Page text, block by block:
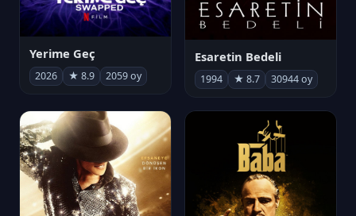
Yerime Geç
2026 ★ 8.9 2059 oy
Esaretin Bedeli
1994 ★ 8.7 30944 oy